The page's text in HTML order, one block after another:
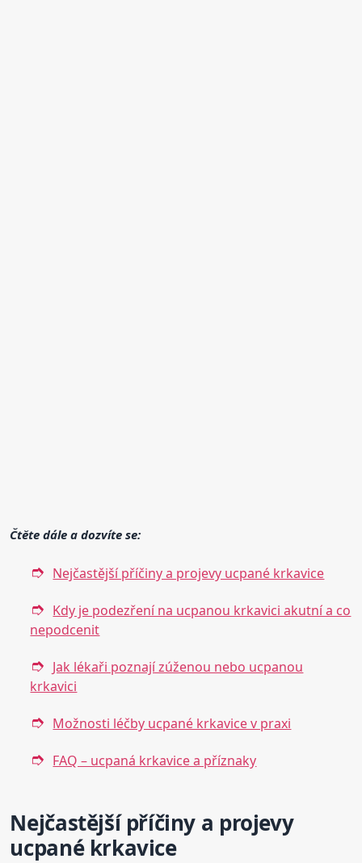
Čtěte dále a dozvíte se:
Nejčastější příčiny a projevy ucpané krkavice
Kdy je podezření na ucpanou krkavici akutní a co
nepodcenit
Jak lékaři poznají zúženou nebo ucpanou
krkavici
Možnosti léčby ucpané krkavice v praxi
FAQ – ucpaná krkavice a příznaky
Nejčastější příčiny a projevy
ucpané krkavice